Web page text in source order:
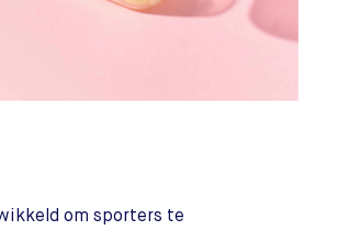
om sporters te